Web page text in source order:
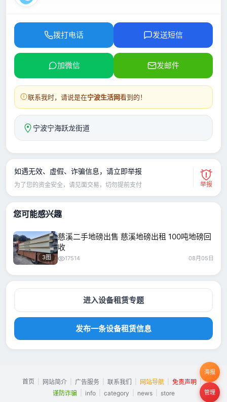
拨打电话 发送短信
加微信 发邮件
联系我时，请说是在宁波生活网看到的！
宁波宁海跃龙街道
如遇无效、虚假、诈骗信息，请立即举报
为了您的资金安全，请见面交易，切勿提前支付 举报
您可能感兴趣
3图
慈溪二手地磅出售 慈溪地磅出租 100吨地磅回
收
17514 08月05日
进入设备租赁专题
发布一条设备租赁信息
海报
管理
首页 网站简介 广告服务 联系我们 网站导航 免责声明
|
谨防诈骗
info category news store